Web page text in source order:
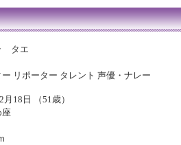
タエ
リポーター タレント 声優・ナレー
月18日 （51歳）
座